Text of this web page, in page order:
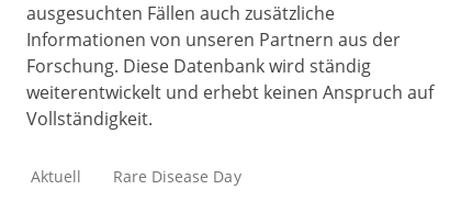
ausgesuchten Fällen auch zusätzliche
Informationen von unseren Partnern aus der
Forschung. Diese Datenbank wird ständig
weiterentwickelt und erhebt keinen Anspruch auf
Vollständigkeit.
Aktuell Rare Disease Day